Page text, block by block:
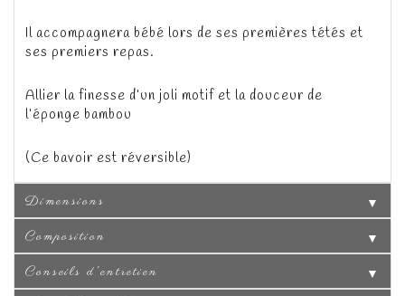
Il accompagnera bébé lors de ses premières tétés et
ses premiers repas.
Allier la finesse d’un joli motif et la douceur de
l’éponge bambou
(Ce bavoir est réversible)
Dimensions ▼
Composition ▼
Conseils d'entretien ▼